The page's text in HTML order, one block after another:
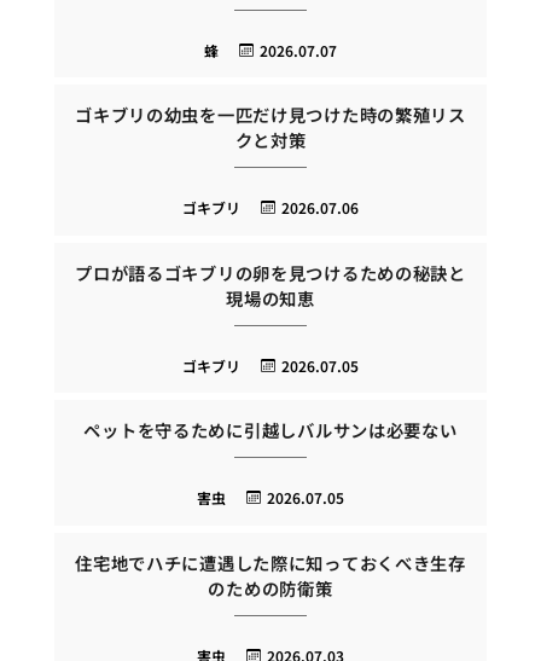
2026.07.07
蜂
ゴキブリの幼虫を一匹だけ見つけた時の繁殖リス
クと対策
2026.07.06
ゴキブリ
プロが語るゴキブリの卵を見つけるための秘訣と
現場の知恵
2026.07.05
ゴキブリ
ペットを守るために引越しバルサンは必要ない
2026.07.05
害虫
住宅地でハチに遭遇した際に知っておくべき生存
のための防衛策
2026.07.03
害虫